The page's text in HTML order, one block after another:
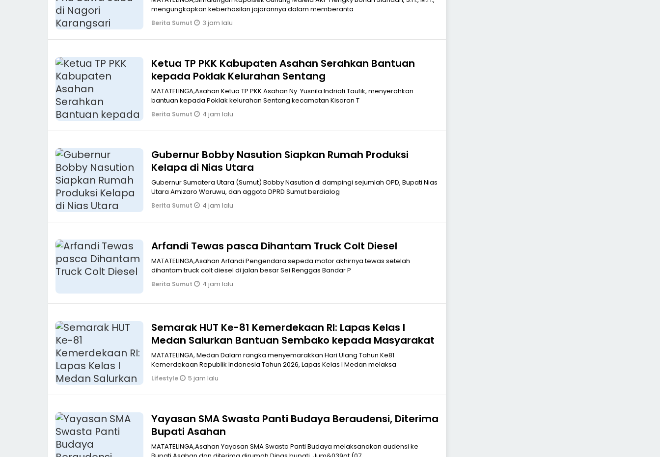
mengungkapkan keberhasilan jajarannya dalam memberanta
Berita Sumut 3 jam lalu
Ketua TP PKK Kabupaten Asahan Serahkan Bantuan
kepada Poklak Kelurahan Sentang
MATATELINGA,Asahan Ketua TP.PKK Asahan Ny. Yusnila Indriati Taufik, menyerahkan
bantuan kepada Poklak kelurahan Sentang kecamatan Kisaran T
Berita Sumut 4 jam lalu
Gubernur Bobby Nasution Siapkan Rumah Produksi
Kelapa di Nias Utara
Gubernur Sumatera Utara (Sumut) Bobby Nasution di dampingi sejumlah OPD, Bupati Nias
Utara Amizaro Waruwu, dan aggota DPRD Sumut berdialog
Berita Sumut 4 jam lalu
Arfandi Tewas pasca Dihantam Truck Colt Diesel
MATATELINGA,Asahan Arfandi Pengendara sepeda motor akhirnya tewas setelah
dihantam truck colt diesel di jalan besar Sei Renggas Bandar P
Berita Sumut 4 jam lalu
Semarak HUT Ke-81 Kemerdekaan RI: Lapas Kelas I
Medan Salurkan Bantuan Sembako kepada Masyarakat
MATATELINGA, Medan Dalam rangka menyemarakkan Hari Ulang Tahun Ke81
Kemerdekaan Republik Indonesia Tahun 2026, Lapas Kelas I Medan melaksa
Lifestyle 5 jam lalu
Yayasan SMA Swasta Panti Budaya Beraudensi, Diterima
Bupati Asahan
MATATELINGA,Asahan Yayasan SMA Swasta Panti Budaya melaksanakan audensi ke